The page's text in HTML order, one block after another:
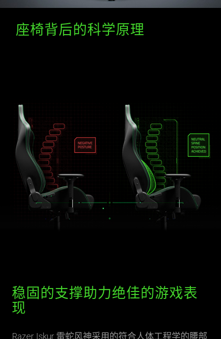
座椅背后的科学原理
稳固的支撑助力绝佳的游戏表
现
Razer Iskur 雷蛇风神采用的符合人体工程学的腰部